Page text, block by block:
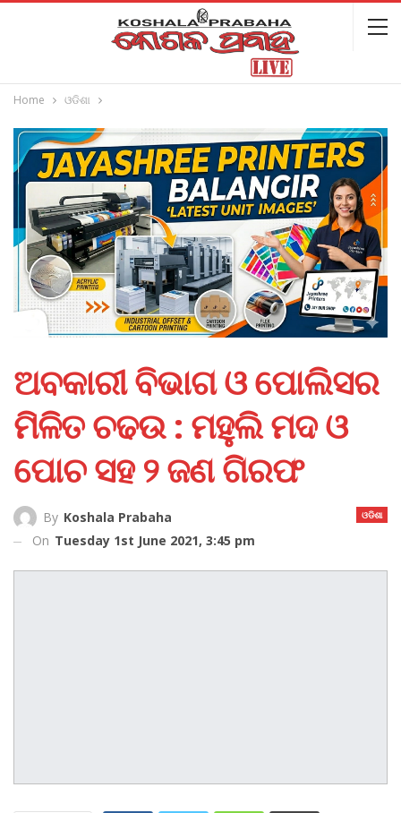
Home ଓଡିଶା
ଅବକାରୀ ବିଭାଗ ଓ ପୋଲିସର
ମିଳିତ ଚଢଉ : ମହୁଲି ମଦ ଓ
ପୋଚ ସହ ୨ ଜଣ ଗିରଫ
ଓଡିଶା
By Koshala Prabaha
On Tuesday 1st June 2021, 3:45 pm